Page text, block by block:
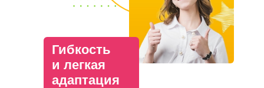
Гибкость
и легкая
адаптация